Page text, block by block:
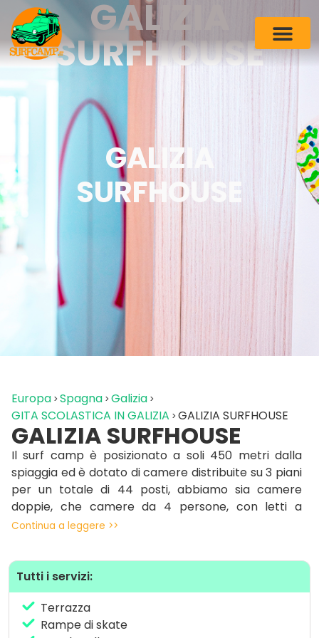
GALIZIA
SURFHOUSE
GALIZIA
SURFHOUSE
Europa Spagna Galizia
GITA SCOLASTICA IN GALIZIA GALIZIA SURFHOUSE
GALIZIA SURFHOUSE
Il surf camp è posizionato a soli 450 metri dalla
spiaggia ed è dotato di camere distribuite su 3 piani
per un totale di 44 posti, abbiamo sia camere
doppie, che camere da 4 persone, con letti a
castello. Tutte le camere hanno il loro bagno
bisogno ed ognuno avrà il suo armadietto con la
propria chiave.
In ogni piano c’è una sala per i momenti di relax,
dove si possono guardare video, stare in compagnia
Continua a leggere >>
Tutti i servizi:
Terrazza
Rampe di skate